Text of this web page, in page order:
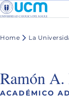
Home La
Ramón A.
ACADÉMICO